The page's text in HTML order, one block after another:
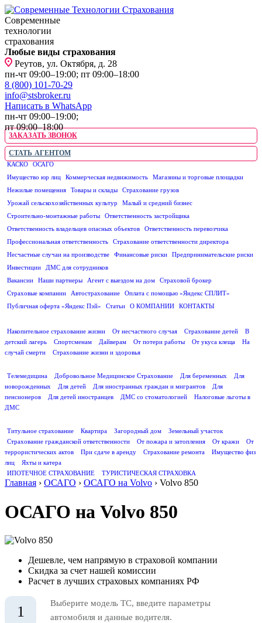
Современные
технологии
страхования
Любые виды страхования
Реутов, ул. Октября, д. 28
пн-чт 09:00–19:00; пт 09:00–18:00
8 (800) 101-70-29
info@stsbroker.ru
Написать в WhatsApp
пн-чт 09:00–19:00;
пт 09:00–18:00
ЗАКАЗАТЬ ЗВОНОК
СТАТЬ АГЕНТОМ
КАСКО ОСАГО
Имущество юр лиц
Коммерческая недвижимость
Магазины и торговые площадки
Нежилые помещения
Товары и склады
Страхование грузов
Урожай сельскохозяйственных культур
Малый и средний бизнес
Строительно-монтажные работы
Ответственность застройщика
Ответственность владельцев опасных объектов
Ответственность перевозчика
Профессиональная ответственность
Страхование ответственности директора
Несчастные случаи на производстве
Финансовые риски
Предпринимательские риски
Инвестиции
ДМС для сотрудников
Вакансии
Наши партнеры Агент с выездом на дом
Страховой брокер
Страховые компании
Автострахование
Оплата с помощью «Яндекс СПЛИТ»
Публичная оферта «Яндекс Пэй»
Статьи О КОМПАНИИ
КОНТАКТЫ
Накопительное страхование жизни
От несчастного случая Страхование детей
В
детский лагерь
Спортсменам Дайверам От потери работы От укуса клеща
На
случай смерти
Страхование жизни и здоровья
Телемедицина
Добровольное Медицинское Страхование Для беременных
Для
новорожденных
Для детей Для иностранных граждан и мигрантов
Для
пенсионеров
Для детей иностранцев ДМС со стоматологией
Налоговые льготы в
ДМС
Титульное страхование
Квартира Загородный дом
Земельный участок
Страхование гражданской ответственности
От пожара и затопления От кражи
От
террористических актов
При сдаче в аренду Страхование ремонта
Имущество физ
лиц
Яхты и катера
ИПОТЕЧНОЕ СТРАХОВАНИЕ
ТУРИСТИЧЕСКАЯ СТРАХОВКА
Главная › ОСАГО › ОСАГО на Volvo › Volvo 850
ОСАГО на Volvo 850
Дешевле, чем напрямую в страховой компании
Скидка за счет нашей комиссии
Расчет в лучших страховых компаниях РФ
1
Выберите модель ТС, введите параметры
автомобиля и данные водителя.